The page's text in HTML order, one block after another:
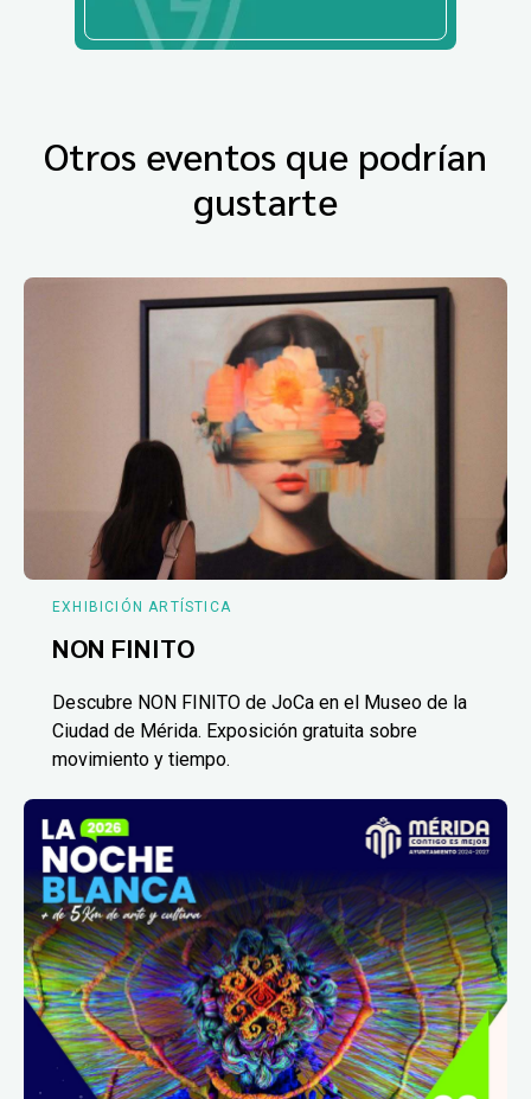
Otros eventos que podrían
gustarte
EXHIBICIÓN ARTÍSTICA
NON FINITO
Descubre NON FINITO de JoCa en el Museo de la
Ciudad de Mérida. Exposición gratuita sobre
movimiento y tiempo.